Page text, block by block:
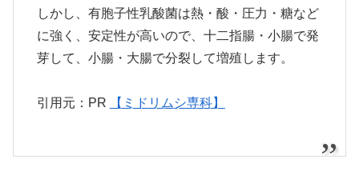
しかし、有胞子性乳酸菌は熱・酸・圧力・糖など
に強く、安定性が高いので、十二指腸・小腸で発
芽して、小腸・大腸で分裂して増殖します。
引用元：PR 【ミドリムシ専科】